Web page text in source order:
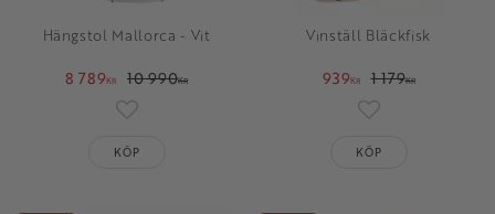
Hängstol Mallorca - Vit
8 789KR 10 990KR
Lägg till i favoriter
KÖP
Vinställ Bläckfisk
939KR 1 179KR
Lägg till i
KÖP